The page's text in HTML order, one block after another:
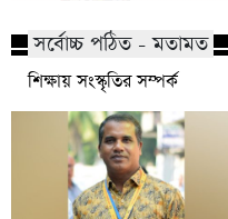
সর্বোচ্চ পঠিত - মতামত
শিক্ষায় সংস্কৃতির সম্পর্ক